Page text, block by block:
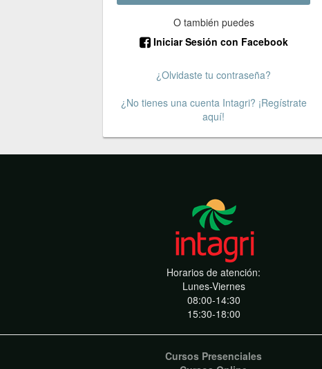
O también puedes
Iniciar Sesión con Facebook
¿Olvidaste tu contraseña?
¿No tienes una cuenta Intagri? ¡Regístrate
aquí!
Horarios de atención:
Lunes-Viernes
08:00-14:30
15:30-18:00
Cursos Presenciales